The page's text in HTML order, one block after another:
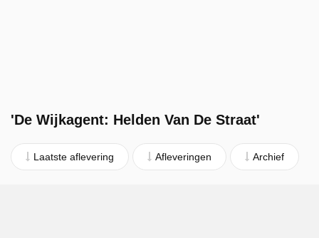
'De Wijkagent: Helden Van De Straat'
Laatste aflevering Afleveringen Archief